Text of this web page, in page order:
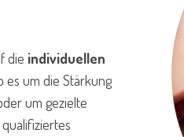
die individuellen
es um die Stärkung
um gezielte